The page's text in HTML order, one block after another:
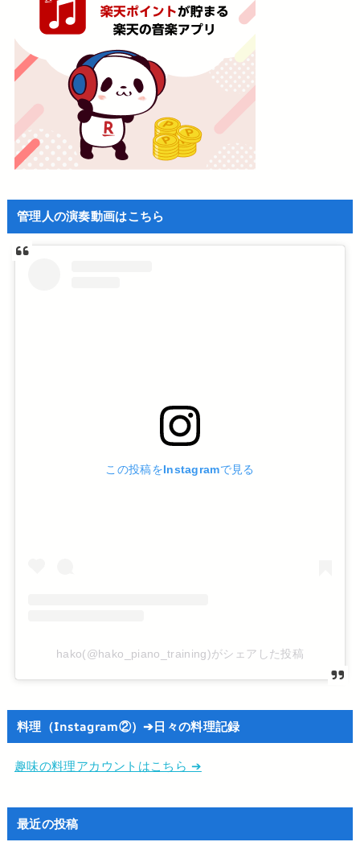
管理人の演奏動画はこちら
この投稿をInstagramで見る
hako(@hako_piano_training)がシェアした投稿
料理（Instagram②）➔日々の料理記録
趣味の料理アカウントはこちら ➔
最近の投稿